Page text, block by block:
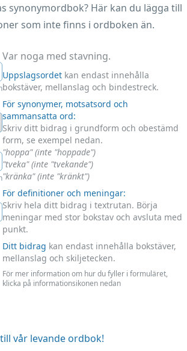
synonymordbok? Här kan du lägga till
som inte finns i ordboken än.
Var noga med stavning.
Uppslagsordet kan endast innehålla
bokstäver, mellanslag och bindestreck.
För synonymer, motsatsord och
sammansatta ord:
Skriv ditt bidrag i grundform och obestämd
form, se exempel nedan.
"hoppa" (inte "hoppade")
"tveka" (inte "tvekande")
"kränka" (inte "kränkt")
För definitioner och meningar:
Skriv hela ditt bidrag i textrutan. Börja
meningar med stor bokstav och avsluta med
punkt.
Ditt bidrag kan endast innehålla bokstäver,
mellanslag och skiljetecken.
För mer information om hur du fyller i formuläret,
klicka på informationsikonen nedan
vår levande ordbok!